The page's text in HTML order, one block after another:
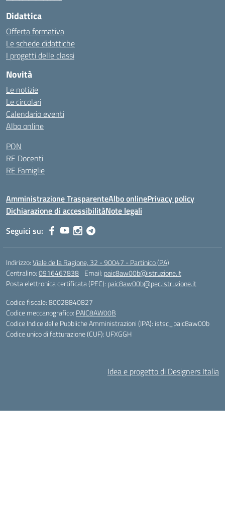
Didattica
Offerta formativa
Le schede didattiche
I progetti delle classi
Novità
Le notizie
Le circolari
Calendario eventi
Albo online
PON
RE Docenti
RE Famiglie
Amministrazione TrasparenteAlbo onlinePrivacy policy
Dichiarazione di accessibilitàNote legali
Seguici su:
Indirizzo:Viale della Ragione, 32 - 90047 - Partinico (PA)
Centralino:0916467838 Email: paic8aw00b@istruzione.it
Posta elettronica certificata (PEC): paic8aw00b@pec.istruzione.it
Codice fiscale: 80028840827
Codice meccanografico: PAIC8AW00B
Codice Indice delle Pubbliche Amministrazioni (IPA): istsc_paic8aw00b
Codice unico di fatturazione (CUF): UFXGGH
Idea e progetto di Designers Italia